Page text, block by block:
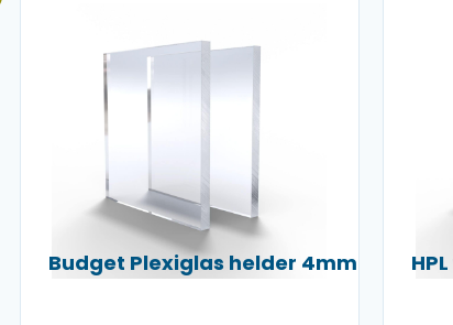
Budget Plexiglas helder 4mm